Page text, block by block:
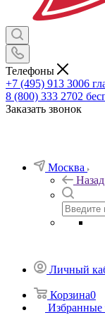
Телефоны
+7 (495) 913 3006
8 (800) 333 2702
Заказать звонок
Москва
Назад
Личный
Корзина0
Избранные